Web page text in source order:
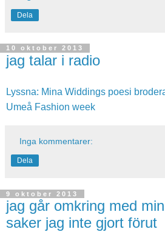
Dela
10 oktober 2013
jag talar i radio
Lyssna: Mina Widdings poesi
Umeå Fashion week
Inga kommentarer:
Dela
9 oktober 2013
jag går omkring med
saker jag inte gjort förut